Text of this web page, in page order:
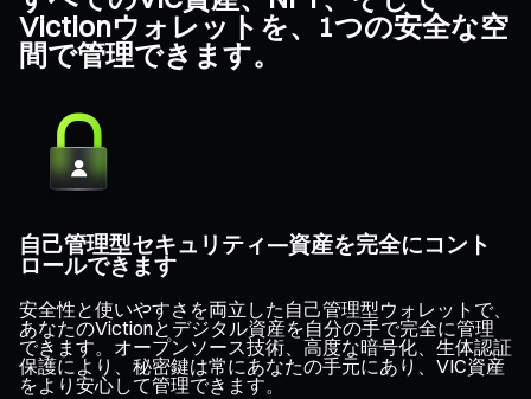
Victionウォレットを、1つの安全な空
間で管理できます。
自己管理型セキュリティ—資産を完全にコント
ロールできます
安全性と使いやすさを両立した自己管理型ウォレットで、
あなたのVictionとデジタル資産を自分の手で完全に管理
できます。オープンソース技術、高度な暗号化、生体認証
保護により、秘密鍵は常にあなたの手元にあり、VIC資産
をより安心して管理できます。